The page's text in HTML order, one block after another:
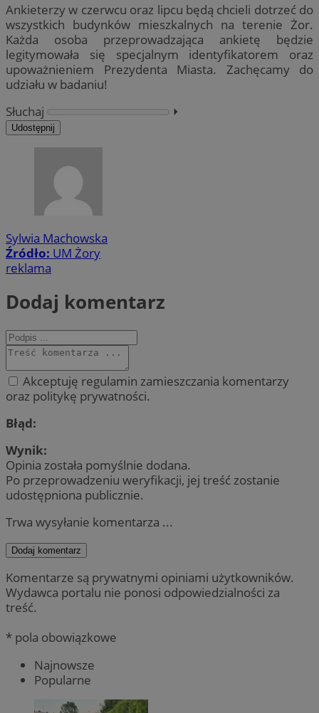
Ankieterzy w czerwcu oraz lipcu będą chcieli dotrzeć do
wszystkich budynków mieszkalnych na terenie Żor.
Każda osoba przeprowadzająca ankietę będzie
legitymowała się specjalnym identyfikatorem oraz
upoważnieniem Prezydenta Miasta. Zachęcamy do
udziału w badaniu!
Słuchaj
⏵︎
Udostępnij
Sylwia Machowska
Źródło: UM Żory
reklama
Dodaj komentarz
Akceptuję regulamin zamieszczania komentarzy
oraz politykę prywatności.
Błąd:
Wynik:
Opinia została pomyślnie dodana.
Po przeprowadzeniu weryfikacji, jej treść zostanie
udostępniona publicznie.
Trwa wysyłanie komentarza ...
Dodaj komentarz
Komentarze są prywatnymi opiniami użytkowników.
Wydawca portalu nie ponosi odpowiedzialności za
treść.
* pola obowiązkowe
Najnowsze
Popularne